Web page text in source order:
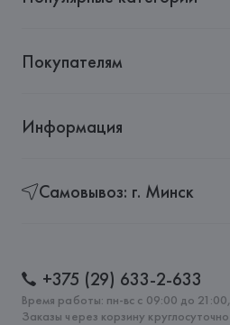
Покупателям
Информация
Самовывоз: г. Минск
+375 (29) 633-2-633
Время работы: пн-вс с 09:00 до 21:00,
Заказы через корзину круглосуточно